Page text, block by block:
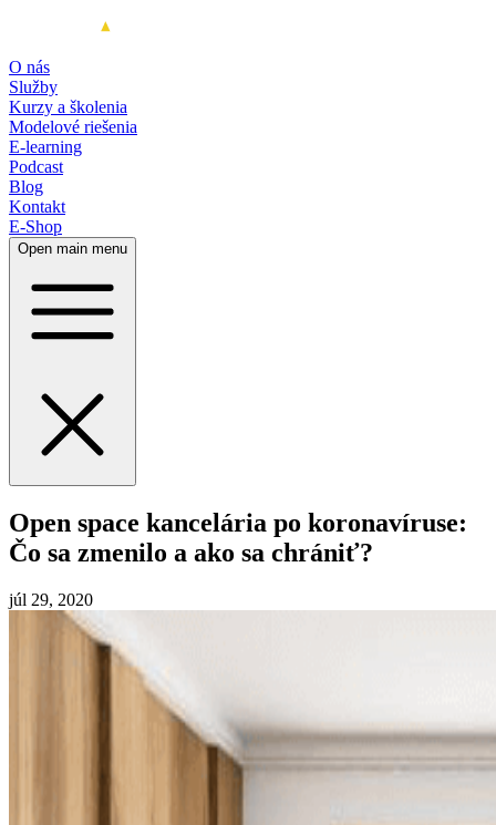
O nás
Služby
Kurzy a školenia
Modelové riešenia
E-learning
Podcast
Blog
Kontakt
E-Shop
Open main menu
Open space kancelária po koronavíruse:
Čo sa zmenilo a ako sa chrániť?
júl 29, 2020